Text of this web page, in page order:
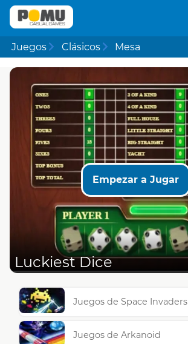
Juegos Clásicos Mesa
Empezar a Jugar
Luckiest Dice
Juegos de Space Invaders
Juegos de Arkanoid